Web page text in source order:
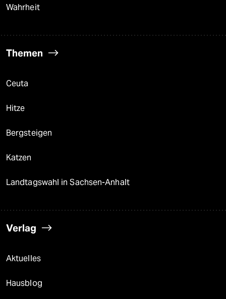
Wahrheit
Themen
Ceuta
Hitze
Bergsteigen
Katzen
Landtagswahl in Sachsen-Anhalt
Verlag
Aktuelles
Hausblog